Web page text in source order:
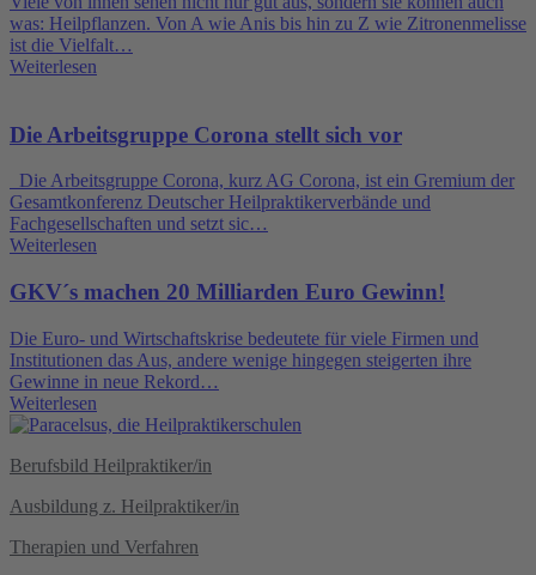
was: Heilpflanzen. Von A wie Anis bis hin zu Z wie Zitronenmelisse
ist die Vielfalt…
Weiterlesen
Die Arbeitsgruppe Corona stellt sich vor
Die Arbeitsgruppe Corona, kurz AG Corona, ist ein Gremium der
Gesamtkonferenz Deutscher Heilpraktikerverbände und
Fachgesellschaften und setzt sic…
Weiterlesen
GKV´s machen 20 Milliarden Euro Gewinn!
Die Euro- und Wirtschaftskrise bedeutete für viele Firmen und
Institutionen das Aus, andere wenige hingegen steigerten ihre
Gewinne in neue Rekord…
Weiterlesen
Berufsbild Heilpraktiker/in
Ausbildung z. Heilpraktiker/in
Therapien und Verfahren